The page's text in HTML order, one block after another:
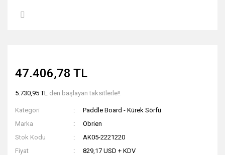
47.406,78 TL
5.730,95 TL den başlayan taksitlerle!!
Kategori
Paddle Board - Kürek Sörfü
Marka
Obrien
Stok Kodu
AK05-2221220
Fiyat
829,17 USD + KDV